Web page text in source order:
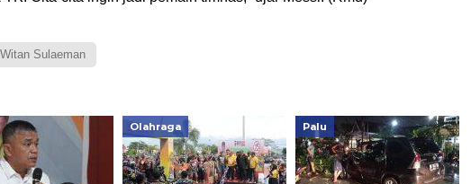
Witan Sulaeman
Olahraga Palu